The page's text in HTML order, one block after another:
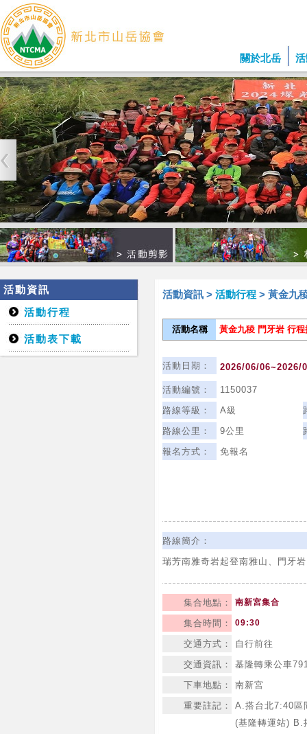
關於北岳
活動資訊
活動行程
活動表下載
活動資訊 > 活動行程> 黃金九
活動名稱 黃金九稜 門牙岩行
活動日期： 2026/06/06~2026/
活動編號：
1150037
路線等級：
A級
路線公里：
9公里
報名方式：
免報名
路線簡介：
瑞芳南雅奇岩起登南雅山、門牙
集合地點： 南新宮集合
集合時間： 09:30
交通方式：
自行前往
交通資訊：
基隆轉乘公車
下車地點：
南新宮
重要註記：
A.搭台北7:40區
(基隆轉運站) B.